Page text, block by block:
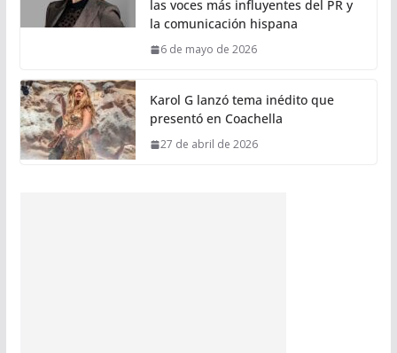
las voces más influyentes del PR y
la comunicación hispana
6 de mayo de 2026
Karol G lanzó tema inédito que
presentó en Coachella
27 de abril de 2026